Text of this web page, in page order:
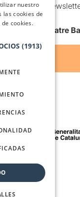
y
de Teatre
asociado a
nuestro
las cookies de
cookies.
(1913)